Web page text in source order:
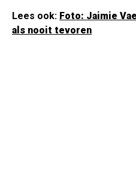
Lees ook: Foto: Jaimie
als nooit tevoren